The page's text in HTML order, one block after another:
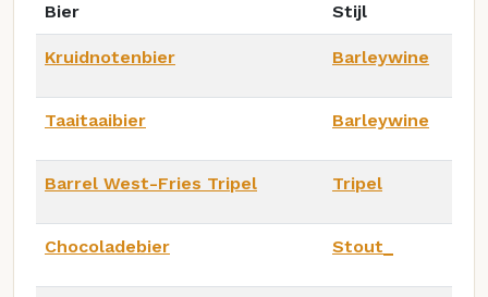
Bier Stijl
Kruidnotenbier Barleywine
Taaitaaibier Barleywine
Barrel West-Fries Tripel Tripel
Chocoladebier Stout_